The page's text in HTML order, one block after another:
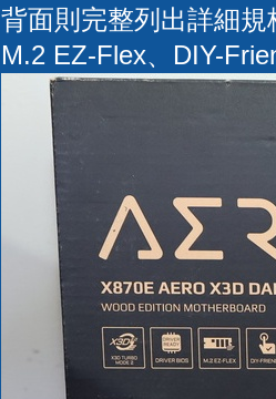
背面則完整列出詳細
M.2 EZ-Flex、DIY-